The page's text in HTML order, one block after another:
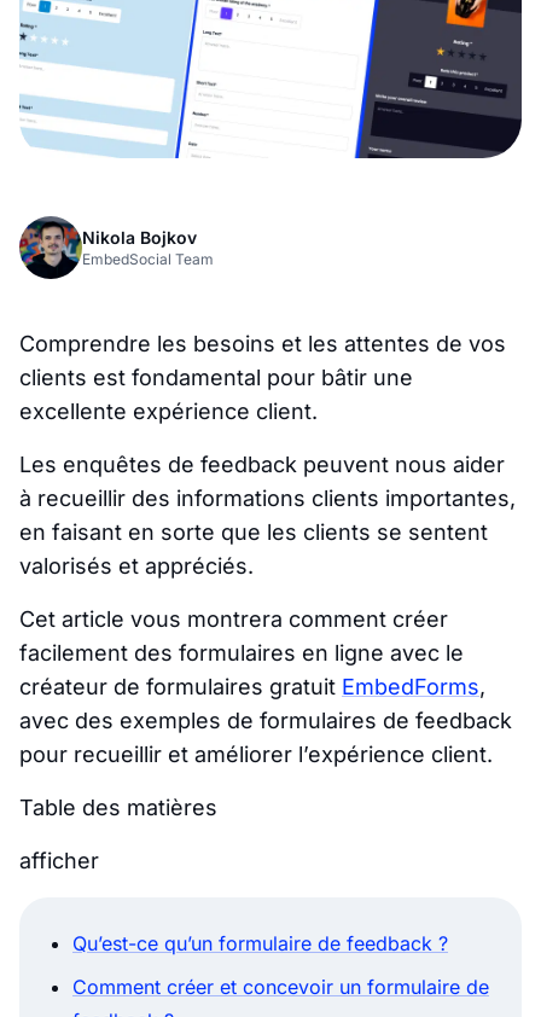
Nikola Bojkov
EmbedSocial Team
Comprendre les besoins et les attentes de vos
clients est fondamental pour bâtir une
excellente expérience client.
Les enquêtes de feedback peuvent nous aider
à recueillir des informations clients importantes,
en faisant en sorte que les clients se sentent
valorisés et appréciés.
Cet article vous montrera comment créer
facilement des formulaires en ligne avec le
créateur de formulaires gratuit EmbedForms,
avec des exemples de formulaires de feedback
pour recueillir et améliorer l’expérience client.
Table des matières
afficher
Qu’est-ce qu’un formulaire de feedback ?
Comment créer et concevoir un formulaire de